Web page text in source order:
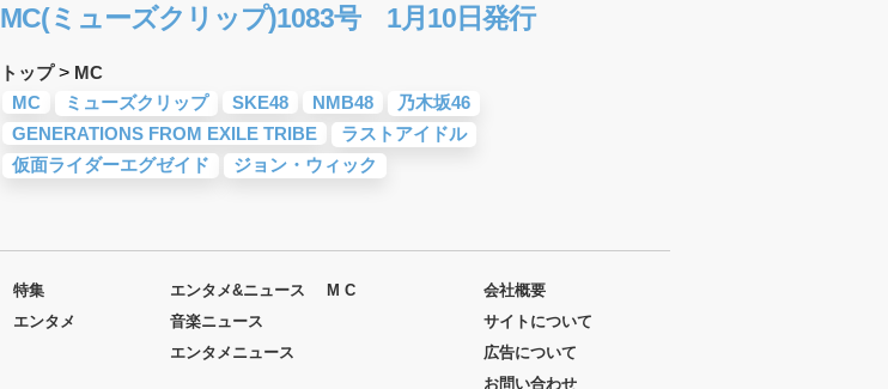
MC(ミューズクリップ)1083号 1月10日発行
トップ> MC
MC
ミューズクリップ SKE48 NMB48
乃木坂46
GENERATIONS FROM EXILE TRIBE
ラストアイドル
仮面ライダーエグゼイド
ジョン・ウィック
特集
エンタメ
エンタメ&ニュース
音楽ニュース
エンタメニュース
M C
会社概要
サイトについて
広告について
お問い合わせ